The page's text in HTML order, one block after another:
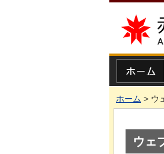
赤穂市
ホーム > ウ
ウェ